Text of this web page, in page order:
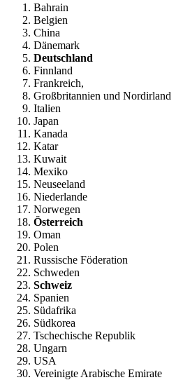
Bahrain
Belgien
China
Dänemark
Deutschland
Finnland
Frankreich,
Großbritannien und Nordirland
Italien
Japan
Kanada
Katar
Kuwait
Mexiko
Neuseeland
Niederlande
Norwegen
Österreich
Oman
Polen
Russische Föderation
Schweden
Schweiz
Spanien
Südafrika
Südkorea
Tschechische Republik
Ungarn
USA
Vereinigte Arabische Emirate